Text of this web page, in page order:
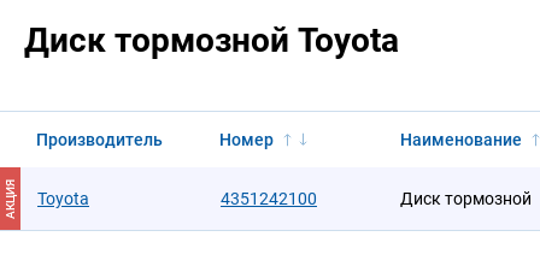
Диск тормозной Toyota
Производитель Номер Наименование
АКЦИЯ Toyota 4351242100 Диск тормозной